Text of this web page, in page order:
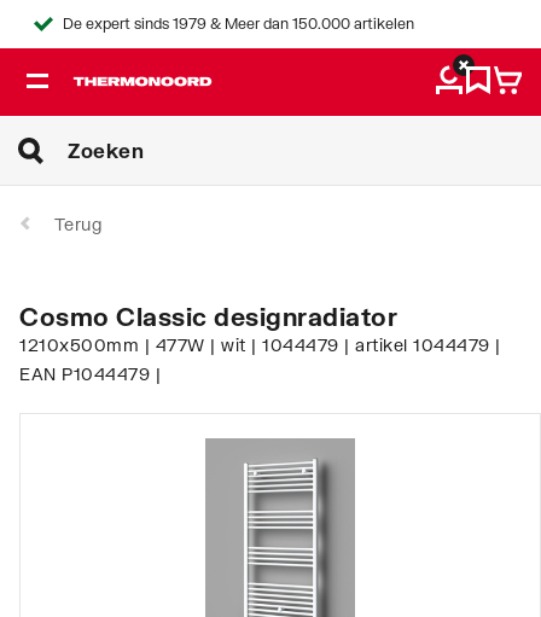
De expert sinds 1979 & Meer dan 150.000 artikelen
Terug
Cosmo Classic designradiator
1210x500mm | 477W | wit | 1044479 | artikel 1044479 |
EAN P1044479 |